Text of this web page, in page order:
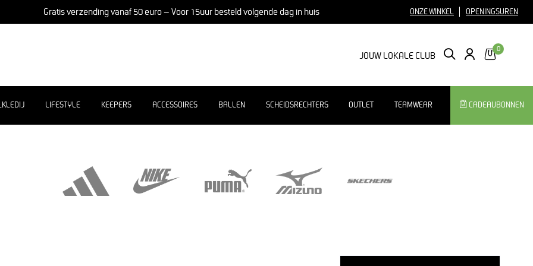
Gratis verzending vanaf 50 euro – Voor 15uur besteld volgende dag in huis ONZE WINKEL OPENINGSUREN
JOUW LOKALE CLUB ZOEKEN LOGIN
0
LIFESTYLE KEEPERS ACCESSOIRES BALLEN SCHEIDSRECHTERS OUTLET TEAMWEAR CADEAUBONNEN